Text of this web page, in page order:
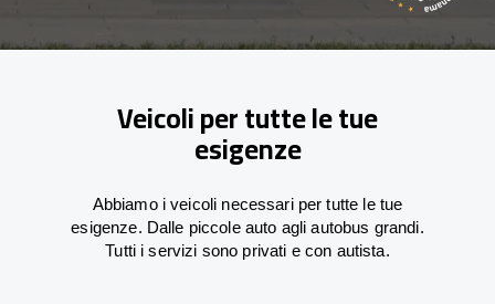
Veicoli per tutte le tue
esigenze
Abbiamo i veicoli necessari per tutte le tue
esigenze. Dalle piccole auto agli autobus grandi.
Tutti i servizi sono privati e con autista.